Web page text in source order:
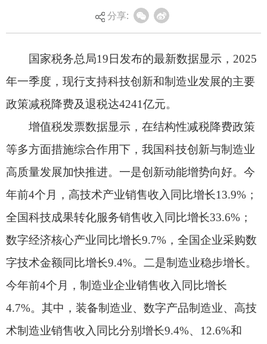
分享:
政策减税降费及退税达4241亿元。
增值税发票数据显示，在结构性减税降费政策
高质量发展加快推进。一是创新动能增势向好。今
年前4个月，高技术产业销售收入同比增长13.9%；
全国科技成果转化服务销售收入同比增长33.6%；
数字经济核心产业同比增长9.7%，全国企业采购数
今年前4个月，制造业企业销售收入同比增长
4.7%。其中，装备制造业、数字产品制造业、高技
术制造业销售收入同比分别增长9.4%、12.6%和
12.2%。
国家税务总局有关司局负责人表示，税务部门
政策红利直达快享，同时强化事前辅导、事中提
醒、事后扫描，帮助纳税人提高申报合规性，严厉
打击骗享税费优惠的违法行为，坚决不让政策“红
包”落入不法分子“腰包”，以税费优惠政策的精准落